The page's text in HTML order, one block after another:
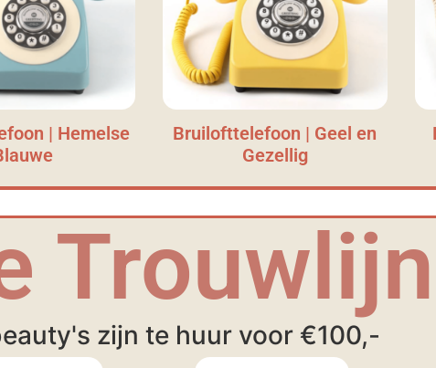
| Hemelse
Bruilofttelefoon | Geel en
Gezellig
zijn te huur voor €100,-